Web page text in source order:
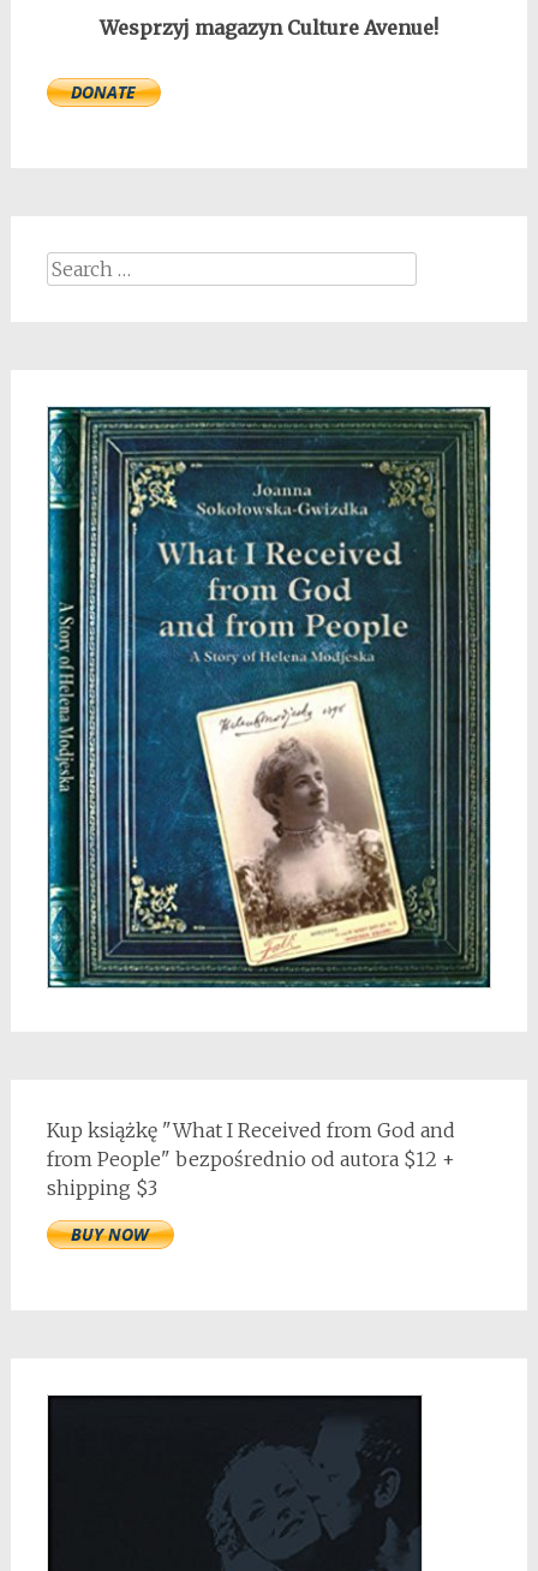
Wesprzyj magazyn Culture Avenue!
Search
Kup książkę "What I Received from God and
from People" bezpośrednio od autora $12 +
shipping $3